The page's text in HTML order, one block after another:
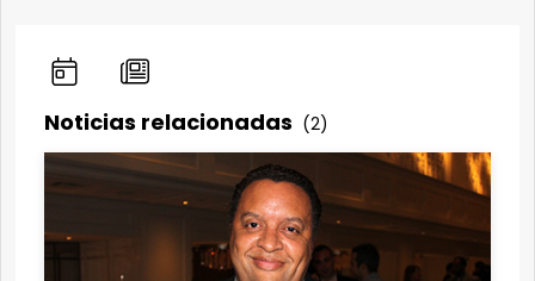
Noticias relacionadas (2)